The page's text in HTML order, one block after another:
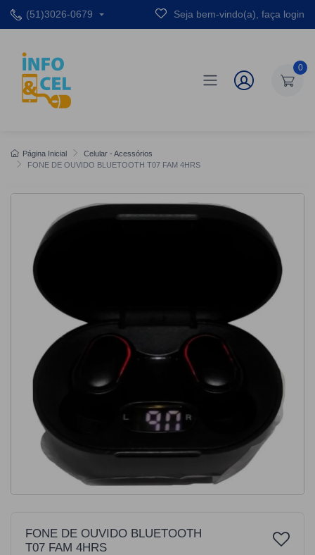
(51)3026-0679 Seja bem-vindo(a), faça login
0
Página Inicial
Celular - Acessórios
FONE DE OUVIDO BLUETOOTH T07 FAM 4HRS
FONE DE OUVIDO BLUETOOTH
T07 FAM 4HRS